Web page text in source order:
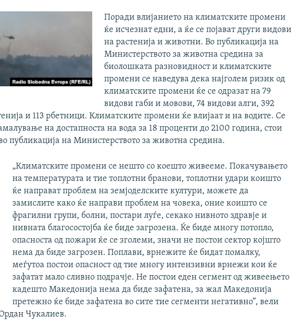
Поради влијанието на климатските промени
ќе исчезнат едни, а ќе се појават други видови
на растенија и животни. Во публикација на
Министерството за животна средина за
биолошката разновидност и климатските
промени се наведува дека најголем ризик од
климатските промени ќе се одразат на 79
видови габи и мовови, 74 видови алги, 392
и 113 рбетници. Климатските промени ќе влијаат и на водите. Се
на достапноста на вода за 18 проценти до 2100 година, стои
публикација на Министерството за животна средина.
„Климатските промени се нешто со коешто живееме. Покачувањето
на температурата и тие топлотни бранови, топлотни удари коишто
ќе направат проблем на земјоделските култури, можете да
замислите како ќе направи проблем на човека, оние коишто се
фрагилни групи, болни, постари луѓе, секако нивното здравје и
нивната благосостојба ќе биде загрозена. Ќе биде многу потопло,
опасноста од пожари ќе се зголеми, значи не постои сектор којшто
нема да биде загрозен. Поплави, врнежите ќе бидат помалку,
меѓутоа постои опасност од тие многу интензивни врнежи кои ќе
зафатат мало сливно подрачје. Не постои еден сегмент од живеењето
кадешто Македонија нема да биде зафатена, за жал Македонија
претежно ќе биде зафатена во сите тие сегменти негативно“, вели
Чукалиев.